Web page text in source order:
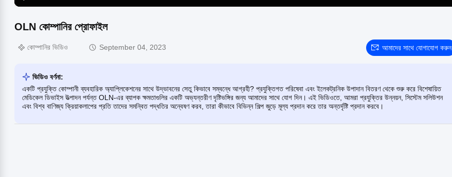
OLN কোম্পানির প্রোফাইল
কোম্পানির ভিডিও September 04, 2023 আমাদের সাথে যোগাযোগ করুন
ভিডিও বর্ণনা:
একটি প্রযুক্তি কোম্পানী ব্যবহারিক অ্যাপ্লিকেশনের সাথে উদ্ভাবনের সেতু কিভাবে সম্বন্ধে আগ্রহী? প্রযুক্তিগত পরিষেবা এবং ইলেকট্রনিক উপাদান বিতরণ থেকে শুরু করে বিশেষায়িত
মেডিকেল ডিভাইস উত্পাদন পর্যন্ত OLN-এর ব্যাপক ক্ষমতাগুলির একটি অভ্যন্তরীণ দৃষ্টিভঙ্গির জন্য আমাদের সাথে যোগ দিন। এই ভিডিওতে, আমরা প্রযুক্তির উন্নয়ন, সিস্টেম সলিউশন
এবং বিশ্ব বাণিজ্য ক্রিয়াকলাপের প্রতি তাদের সমন্বিত পদ্ধতির অন্বেষণ করব, তারা কীভাবে বিভিন্ন শিল্প জুড়ে মূল্য প্রদান করে তার অন্তর্দৃষ্টি প্রদান করবে।